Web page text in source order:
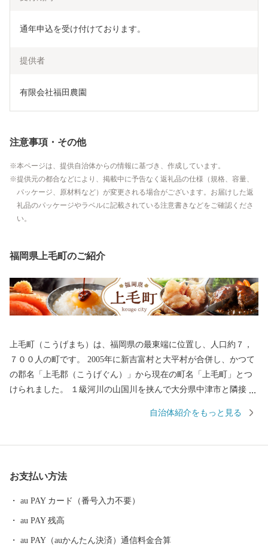
通年申込を受け付けております。
提供者
有限会社福田農園
注意事項・その他
本ページは、提供自治体からの情報に基づき、作成しています。
提供元の都合などにより、掲載中に予告なく返礼品の仕様（規格、容量、
パッケージ、原材料など）が変更される場合がございます。お届けした返
礼品のパッケージやラベルに記載されている注意書きなどをご確認くださ
い。
福岡県上毛町のご紹介
上毛町（こうげまち）は、福岡県の最東端に位置し、人口約７，
７００人の町です。 2005年に新吉富村と大平村が合併し、かつて
の郡名「上毛郡（こうげぐん）」から現在の町名「上毛町」とつ
けられました。 １級河川の山国川を挟んで大分県中津市と隣接
地域です。 定住自立圏構想も県境を越えて、大分県中津市を中心
町の中央を流れる友枝川や里山といった自然資源に恵まれており
ます。 東九州自動車道の全線開通、上毛SICの開設及び大池公園
の将来像「みんなが輝くまち上毛」を目標に、住民協働による町
づくりを進め、「九州一輝く町」を目指しています。 今後とも応
自治体紹介をもっと見る
お支払い方法
au PAY カード（番号入力不要）
au PAY 残高
au PAY（auかんたん決済）通信料金合算